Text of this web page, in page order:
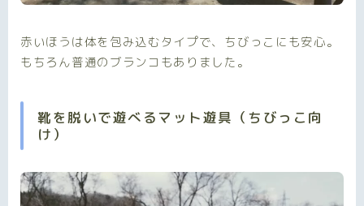
赤いほうは体を包み込むタイプで、ちびっこにも安心。
もちろん普通のブランコもありました。
靴を脱いで遊べるマット遊具（ちびっこ向
け）